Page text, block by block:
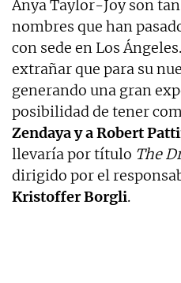
Anya Taylor-Joy son
nombres que han
con sede en Los
extrañar que para su
generando una gran
posibilidad de tener
Zendaya y a Robert
llevaría por título The
dirigido por el
Kristoffer Borgli.